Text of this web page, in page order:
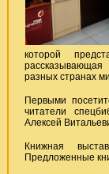
которой
разных странах
Первыми
читатели
Алексей
Книжная
Предложенные